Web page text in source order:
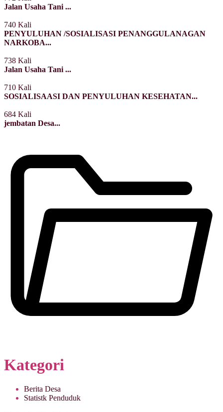
Jalan Usaha Tani ...
740 Kali
PENYULUHAN /SOSIALISASI PENANGGULANAGAN
NARKOBA...
738 Kali
Jalan Usaha Tani ...
710 Kali
SOSIALISAASI DAN PENYULUHAN KESEHATAN...
684 Kali
jembatan Desa...
Kategori
Berita Desa
Statistk Penduduk